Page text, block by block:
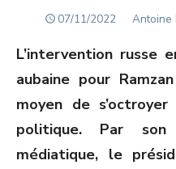
POSTED
07/11/2022 Author
Antoine
L’intervention russe
aubaine pour
moyen de s’octroyer
politique. Par
médiatique, le